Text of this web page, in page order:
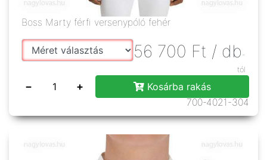
Boss Marty férfi versenypóló fehér
56 700 Ft / db -
tól
− +
Kosárba rakás
700-4021-304